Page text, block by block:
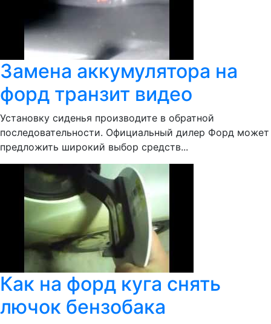
Замена аккумулятора на
форд транзит видео
Установку сиденья производите в обратной
последовательности. Официальный дилер Форд может
предложить широкий выбор средств...
Как на форд куга снять
лючок бензобака